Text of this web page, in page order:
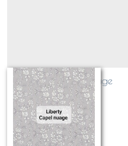
Liberty Capel nuage
(CLASSIQUE)
Sur demande